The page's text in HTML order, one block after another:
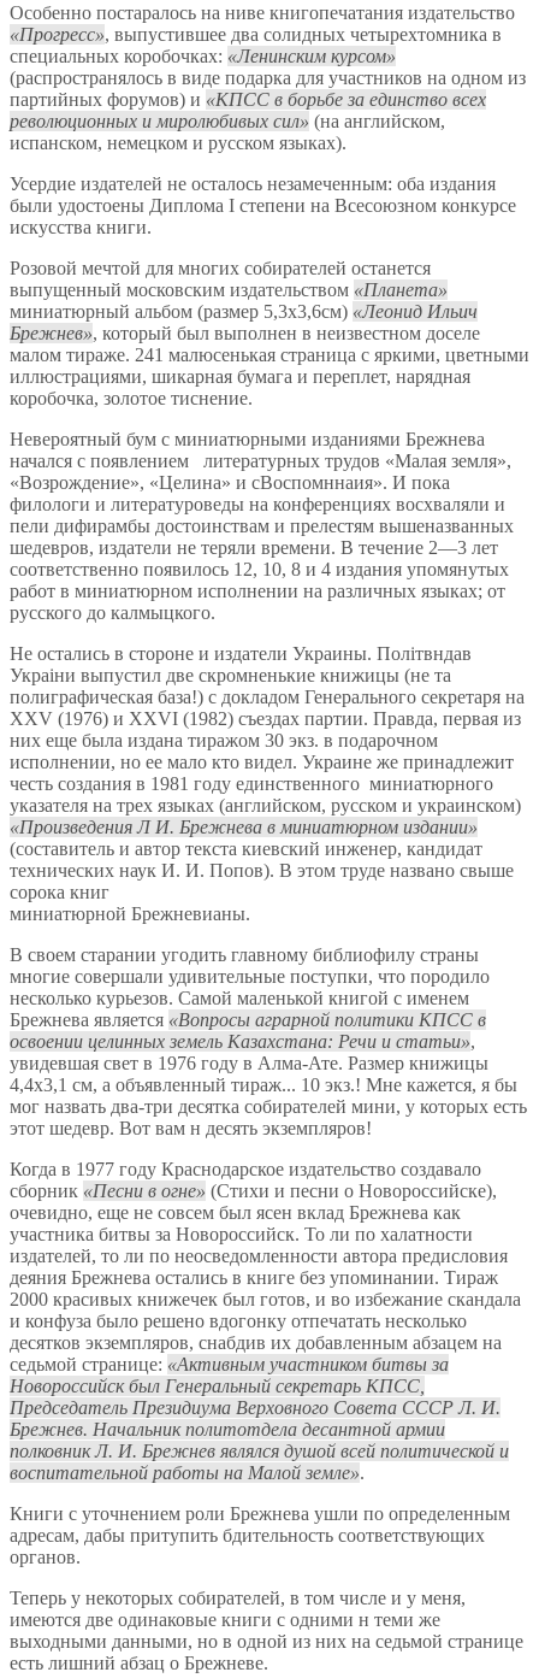
Особенно постаралось на ниве книгопечатания издательство
Прогресс , выпустившее два солидных четырехтомника в
специальных коробочках:
Ленинским курсом
(распространялось в виде подарка для участников на одном из
партийных форумов) и
КПСС в борьбе за единство всех
революционных и миролюбивых сил
(на английском,
испанском, немецком и русском языках).
Усердие издателей не осталось незамеченным: оба издания
были удостоены Диплома I степени на Всесоюзном конкурсе
искусства книги.
Розовой мечтой для многих собирателей останется
выпущенный московским издательством
Планета
миниатюрный альбом (размер 5,3х3,6см)
Леонид Ильич
Брежнев , который был выполнен в неизвестном доселе
малом тираже. 241 малюсенькая страница с яркими, цветными
иллюстрациями, шикарная бумага и переплет, нарядная
коробочка, золотое тиснение.
Невероятный бум с миниатюрными изданиями Брежнева
начался с появлением литературных трудов «Малая земля»,
«Возрождение», «Целина» и сВоспомннаия». И пока
филологи и литературоведы на конференциях восхваляли и
пели дифирамбы достоинствам и прелестям вышеназванных
шедевров, издатели не теряли времени. В течение 2—3 лет
соответственно появилось 12, 10, 8 и 4 издания упомянутых
работ в миниатюрном исполнении на различных языках; от
русского до калмыцкого.
Не остались в стороне и издатели Украины. Полiтвндав
Украiни выпустил две скромненькие книжицы (не та
полиграфическая база!) с докладом Генерального секретаря на
XXV (1976) и XXVI (1982) съездах партии. Правда, первая из
них еще была издана тиражом 30 экз. в подарочном
исполнении, но ее мало кто видел. Украине же принадлежит
честь создания в 1981 году единственного миниатюрного
указателя на трех языках (английском, русском и украинском)
Произведения Л И. Брежнева в миниатюрном издании
(составитель и автор текста киевский инженер, кандидат
технических наук И. И. Попов). В этом труде названо свыше
сорока книг
миниатюрной Брежневианы.
В своем старании угодить главному библиофилу страны
многие совершали удивительные поступки, что породило
несколько курьезов. Самой маленькой книгой с именем
Брежнева является
Вопросы аграрной политики КПСС в
освоении целинных земель Казахстана: Речи и статьи ,
увидевшая свет в 1976 году в Алма-Ате. Размер книжицы
4,4х3,1 см, а объявленный тираж... 10 экз.! Мне кажется, я бы
мог назвать два-три десятка собирателей мини, у которых есть
этот шедевр. Вот вам н десять экземпляров!
Когда в 1977 году Краснодарское издательство создавало
сборник
Песни в огне
(Стихи и песни о Новороссийске),
очевидно, еще не совсем был ясен вклад Брежнева как
участника битвы за Новороссийск. То ли по халатности
издателей, то ли по неосведомленности автора предисловия
деяния Брежнева остались в книге без упоминании. Тираж
2000 красивых книжечек был готов, и во избежание скандала
и конфуза было решено вдогонку отпечатать несколько
десятков экземпляров, снабдив их добавленным абзацем на
седьмой странице:
Активным участником битвы за
Новороссийск был Генеральный секретарь КПСС,
Председатель Президиума Верховного Совета СССР Л. И.
Брежнев. Начальник политотдела десантной армии
полковник Л. И. Брежнев являлся душой всей политической и
воспитательной работы на Малой земле .
Книги с уточнением роли Брежнева ушли по определенным
адресам, дабы притупить бдительность соответствующих
органов.
Теперь у некоторых собирателей, в том числе и у меня,
имеются две одинаковые книги с одними н теми же
выходными данными, но в одной из них на седьмой странице
есть лишний абзац о Брежневе.